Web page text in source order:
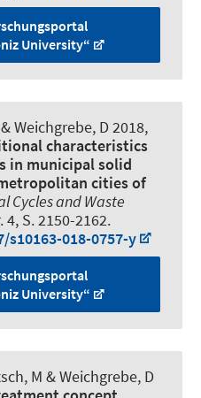
University“
Weichgrebe, D 2018,
characteristics
in municipal solid
cities of
Cycles and Waste
4, S. 2150-2162.
018-0757-y
University“
M & Weichgrebe, D